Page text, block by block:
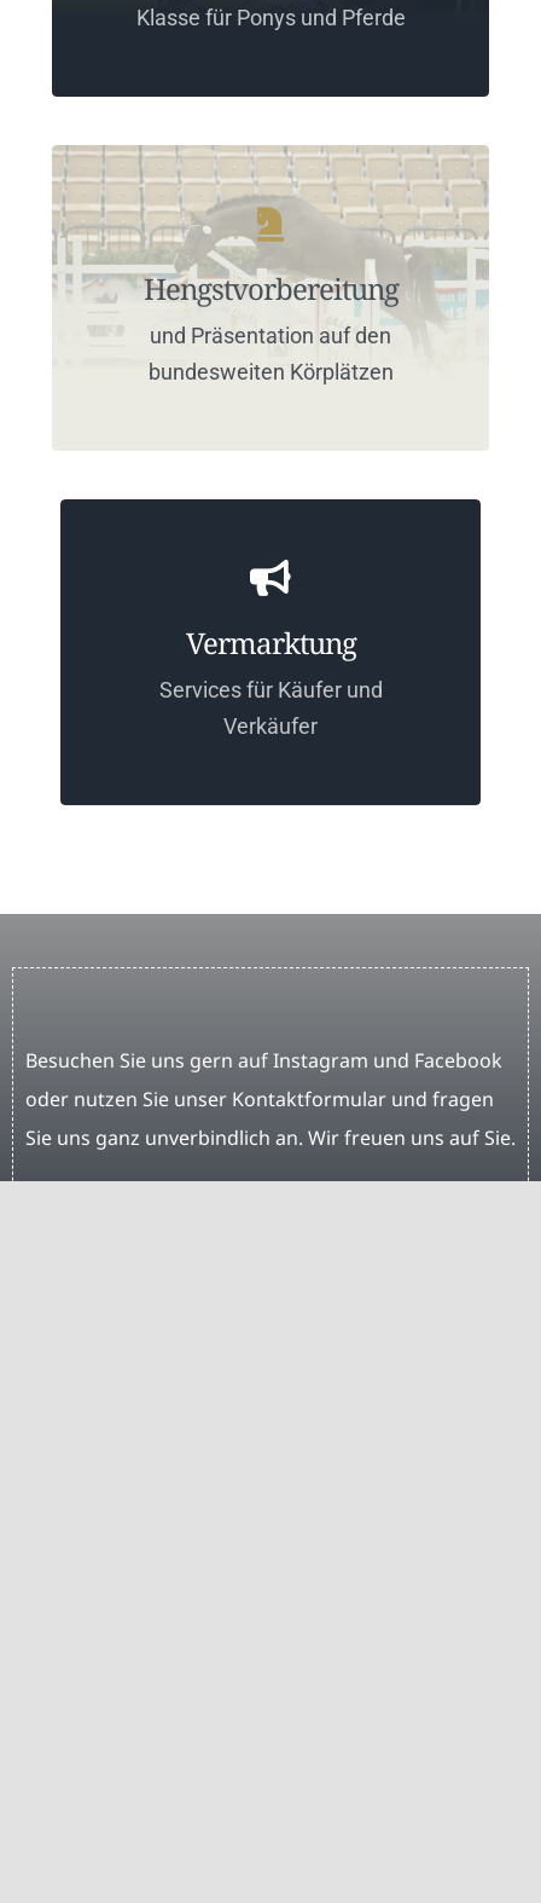
Klasse für Ponys und Pferde
Hengstvorbereitung
und Präsentation auf den
bundesweiten Körplätzen
Vermarktung
Services für Käufer und
Verkäufer
Besuchen Sie uns gern auf Instagram und Facebook
oder nutzen Sie unser Kontaktformular und fragen
Sie uns ganz unverbindlich an. Wir freuen uns auf Sie.